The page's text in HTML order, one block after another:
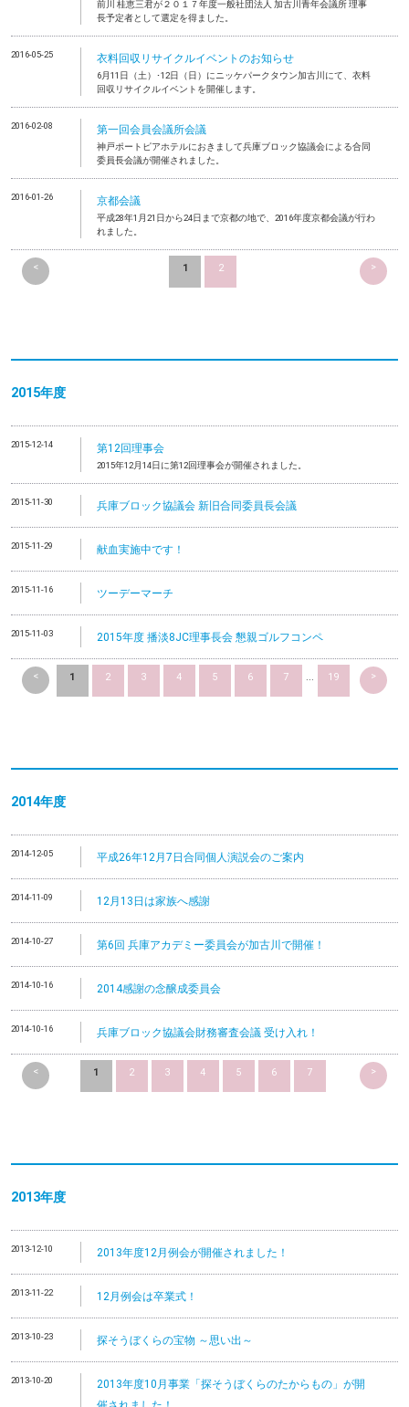
前川 桂恵三君が２０１７年度一般社団法人 加古川青年会議所 理事
長予定者として選定を得ました。
2016-05-25 衣料回収リサイクルイベントのお知らせ
6月11日（土）･12日（日）にニッケパークタウン加古川にて、衣料
回収リサイクルイベントを開催します。
2016-02-08 第一回会員会議所会議
神戸ポートピアホテルにおきまして兵庫ブロック協議会による合同
委員長会議が開催されました。
2016-01-26 京都会議
平成28年1月21日から24日まで京都の地で、2016年度京都会議が行わ
れました。
< 1 2 >
2015年度
2015-12-14 第12回理事会
2015年12月14日に第12回理事会が開催されました。
2015-11-30 兵庫ブロック協議会 新旧合同委員長会議
2015-11-29 献血実施中です！
2015-11-16 ツーデーマーチ
2015-11-03 2015年度 播淡8JC理事長会 懇親ゴルフコンペ
< 1 2 3 4 5 6 7 ... 19 >
2014年度
2014-12-05 平成26年12月7日合同個人演説会のご案内
2014-11-09 12月13日は家族へ感謝
2014-10-27 第6回 兵庫アカデミー委員会が加古川で開催！
2014-10-16 2014感謝の念醸成委員会
2014-10-16 兵庫ブロック協議会財務審査会議 受け入れ！
< 1 2 3 4 5 6 7 >
2013年度
2013-12-10 2013年度12月例会が開催されました！
2013-11-22 12月例会は卒業式！
2013-10-23 探そうぼくらの宝物 ～思い出～
2013-10-20
2013年度10月事業「探そうぼくらのたからもの」が開